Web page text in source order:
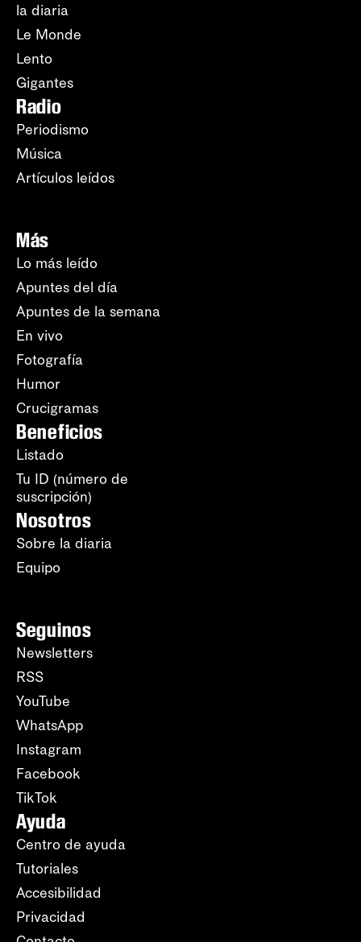
la diaria
Le Monde
Lento
Gigantes
Radio
Periodismo
Música
Artículos leídos
Más
Lo más leído
Apuntes del día
Apuntes de la semana
En vivo
Fotografía
Humor
Crucigramas
Beneficios
Listado
Tu ID (número de
suscripción)
Nosotros
Sobre la diaria
Equipo
Seguinos
Newsletters
RSS
YouTube
WhatsApp
Instagram
Facebook
TikTok
Ayuda
Centro de ayuda
Tutoriales
Accesibilidad
Privacidad